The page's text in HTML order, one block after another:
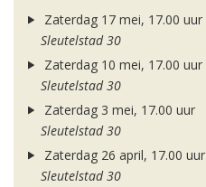
Zaterdag 17 mei, 17.00 uur
Sleutelstad 30
Zaterdag 10 mei, 17.00 uur
Sleutelstad 30
Zaterdag 3 mei, 17.00 uur
Sleutelstad 30
Zaterdag 26 april, 17.00 uur
Sleutelstad 30